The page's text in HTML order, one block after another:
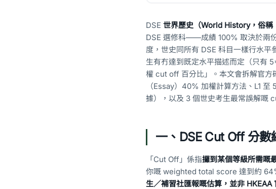
DSE 世界歷史（World History，俗稱
DSE 選修科——成績 100% 取決於兩
度，世史同所有 DSE 科目一樣行水
生有冇達到既定水平描述而定（只有
權 cut off 百分比」。本文會拆解官
（Essay）40% 加權計算方法、L1
據），以及 3 個世史考生最常誤解嘅
一、DSE Cut Off 分數
「Cut Off」係指攞到某個等級所需嘅
你嘅 weighted total score 達到約
生／補習社匯報嘅估算，並非 HKEAA